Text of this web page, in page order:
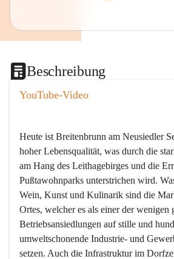
Beschreibung
YouTube-Video
Heute ist Breitenbrunn am Neusiedler
hoher Lebensqualität, was durch die
am Hang des Leithagebirges und die
Pußtawohnparks unterstrichen wird.
Wein, Kunst und Kulinarik sind die
Ortes, welcher es als einer der wenigen
Betriebsansiedlungen auf stille und
umweltschonende Industrie- und
setzen. Auch die Infrastruktur im